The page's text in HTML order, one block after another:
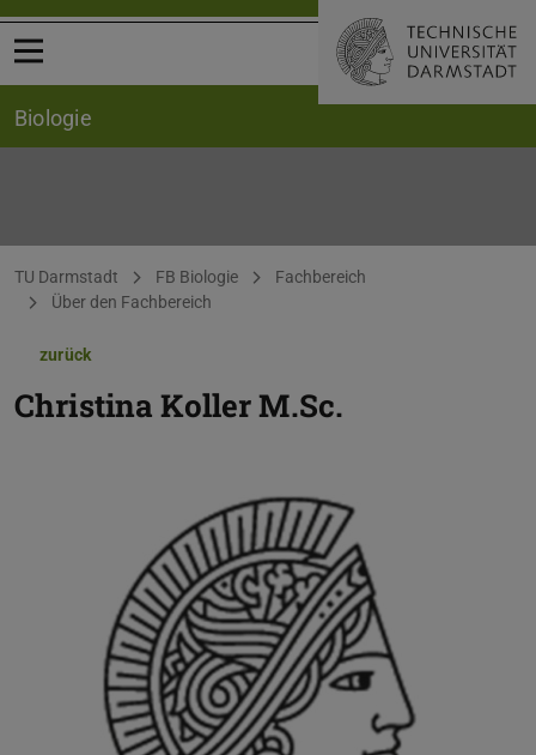
Menü öffnen
Biologie
Sie befinden sich hier:
TU Darmstadt FB Biologie
Fachbereich
Über den Fachbereich
zurück
Christina KollerM.Sc.